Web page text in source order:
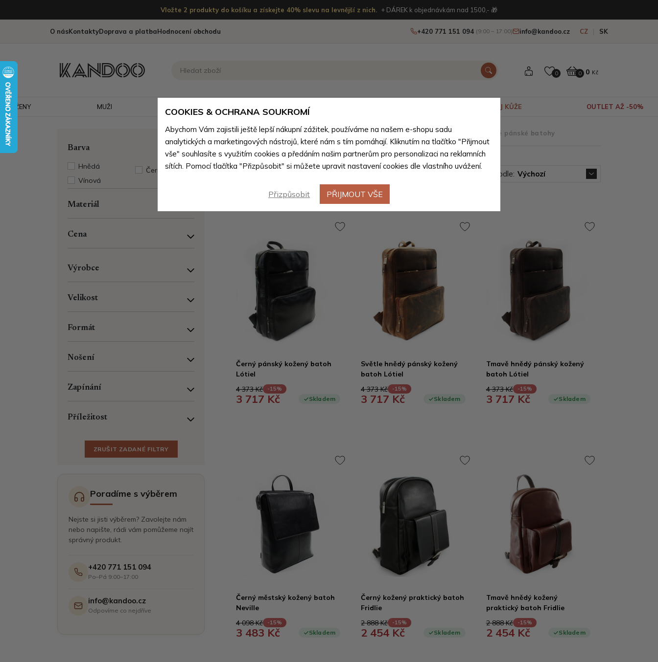
Vložte 2 produkty do košíku a získejte 40% slevu na levnější z nich. + DÁREK k objednávkám nad 1500,- 🎁
O násKontaktyDoprava a platbaHodnocení obchodu +420 771 151 094 (9:00 – 17:00) info@kandoo.cz CZ SK
0 0 0 Kč
ŽENY MUŽI VÝPRODEJ KŮŽE OUTLET AŽ -50%
Barva
Hnědá
Vínová
Černá
Materiál
Cena
Výrobce
Velikost
Formát
Nošení
Zapínání
Příležitost
ZRUŠIT ZADANÉ FILTRY
Poradíme s výběrem
Nejste si jisti výběrem? Zavolejte nám
nebo napište, rádi vám pomůžeme najít
správný produkt.
+420 771 151 094
Po–Pá 9:00–17:00
info@kandoo.cz
Odpovíme co nejdříve
Kandoo.cz Muži > Pánské batohy > Pánské batohy podle typu Městské pánské batohy
Městské pánské batohy Seřadit podle: Výchozí
Černý pánský kožený batoh
Lótiel
4 373 Kč
-15%
3 717 Kč Skladem
Světle hnědý pánský kožený
batoh Lótiel
4 373 Kč
-15%
3 717 Kč Skladem
Tmavě hnědý pánský kožený
batoh Lótiel
4 373 Kč
-15%
3 717 Kč Skladem
Černý městský kožený batoh
Neville
4 098 Kč
-15%
3 483 Kč Skladem
Černý kožený praktický batoh
Fridlie
2 888 Kč
-15%
2 454 Kč Skladem
Tmavě hnědý kožený
praktický batoh Fridlie
2 888 Kč
-15%
2 454 Kč Skladem
COOKIES & OCHRANA SOUKROMÍ
Abychom Vám zajistili ještě lepší nákupní zážitek, používáme na našem e-shopu sadu
analytických a marketingových nástrojů, které nám s tím pomáhají. Kliknutím na tlačítko "Přijmout
vše" souhlasíte s využitím cookies a předáním našim partnerům pro personalizaci na reklamních
sítích. Pomocí tlačítka "Přizpůsobit" si můžete upravit nastavení cookies dle vlastního uvážení.
Přizpůsobit PŘIJMOUT VŠE